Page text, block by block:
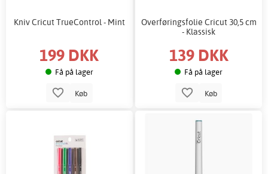
Kniv Cricut TrueControl - Mint
199 DKK
Få på lager
Køb
Overføringsfolie Cricut 30,5 cm
- Klassisk
139 DKK
Få på lager
Køb